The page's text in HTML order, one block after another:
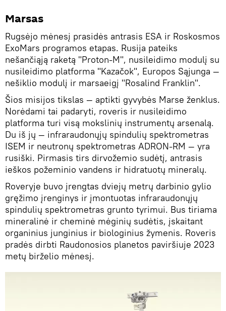
Marsas
Rugsėjo mėnesį prasidės antrasis ESA ir Roskosmos
ExoMars programos etapas. Rusija pateiks
nešančiąją raketą "Proton-M", nusileidimo modulį su
nusileidimo platforma "Kazačok", Europos Sąjunga —
nešiklio modulį ir marsaeigį "Rosalind Franklin".
Šios misijos tikslas — aptikti gyvybės Marse ženklus.
Norėdami tai padaryti, roveris ir nusileidimo
platforma turi visą mokslinių instrumentų arsenalą.
Du iš jų — infraraudonųjų spindulių spektrometras
ISEM ir neutronų spektrometras ADRON-RM — yra
rusiški. Pirmasis tirs dirvožemio sudėtį, antrasis
ieškos požeminio vandens ir hidratuotų mineralų.
Roveryje buvo įrengtas dviejų metrų darbinio gylio
gręžimo įrenginys ir įmontuotas infraraudonųjų
spindulių spektrometras grunto tyrimui. Bus tiriama
mineralinė ir cheminė mėginių sudėtis, įskaitant
organinius junginius ir biologinius žymenis. Roveris
pradės dirbti Raudonosios planetos paviršiuje 2023
metų birželio mėnesį.